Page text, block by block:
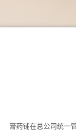
膏药铺在总公司统一